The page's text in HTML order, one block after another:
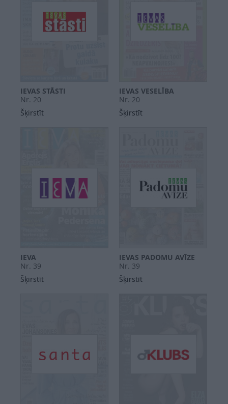
IEVAS STĀSTI
Nr. 20
Šķirstīt
IEVAS VESELĪBA
Nr. 20
Šķirstīt
IEVA
Nr. 39
Šķirstīt
IEVAS PADOMU AVĪZE
Nr. 39
Šķirstīt